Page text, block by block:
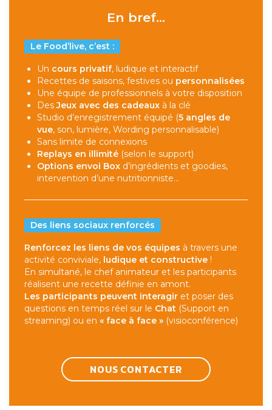
En bref...
Le Food’live, c’est :
Un cours privatif, ludique et interactif
Recettes de saisons, festives ou personnalisées
Une équipe de professionnels à votre disposition
DesJeux avec des cadeaux à la clé
Studio d’enregistrement équipé (5 angles de
vue, son, lumière, Wording personnalisable)
Sans limite de connexions
Replays en illimité (selon le support)
Options envoi Box d’ingrédients et goodies,
intervention d’une nutritionniste…
Des liens sociaux renforcés
Renforcez les liens de vos équipes à travers une
activité conviviale, ludique et constructive !
En simultané, le chef animateur et les participants
réalisent une recette définie en amont.
Les participants peuvent interagir et poser des
questions en temps réel sur le Chat (Support en
streaming) ou en « face à face » (visioconférence)
NOUS CONTACTER